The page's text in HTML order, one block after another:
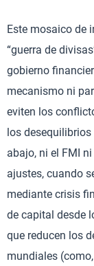
Este mosaico de
“guerra de
gobierno
mecanismo ni
eviten los
los
abajo, ni el FMI
ajustes, cuando
mediante crisis
de capital desde
que reducen los
mundiales